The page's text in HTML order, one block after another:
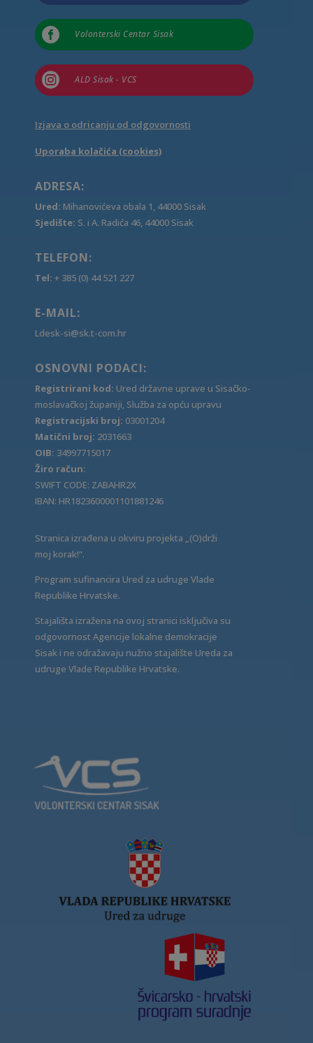
 Volonterski Centar Sisak
 ALD Sisak - VCS
Izjava o odricanju od odgovornosti
Uporaba kolačića (cookies)
ADRESA:
Ured: Mihanovićeva obala 1, 44000 Sisak
Sjedište: S. i A. Radića 46, 44000 Sisak
TELEFON:
Tel: + 385 (0) 44 521 227
E-MAIL:
Ldesk-si@sk.t-com.hr
OSNOVNI PODACI:
Registrirani kod: Ured državne uprave u Sisačko-
moslavačkoj županiji, Služba za opću upravu
Registracijski broj: 03001204
Matični broj: 2031663
OIB: 34997715017
Žiro račun:
SWIFT CODE: ZABAHR2X
IBAN: HR1823600001101881246
Stranica izrađena u okviru projekta „(O)drži
moj korak!“.
Program sufinancira Ured za udruge Vlade
Republike Hrvatske.
Stajališta izražena na ovoj stranici isključiva su
odgovornost Agencije lokalne demokracije
Sisak i ne odražavaju nužno stajalište Ureda za
udruge Vlade Republike Hrvatske.